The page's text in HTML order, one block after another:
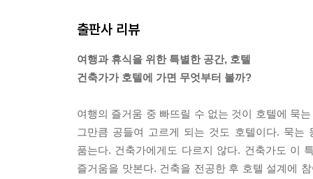
공간 정보
출판사 리뷰
여행과 휴식을 위한 특별한 공간, 호텔
건축가가 호텔에 가면 무엇부터 볼까?
여행의 즐거움 중 빠뜨릴 수 없는 것이 호텔에 묵
그만큼 공들여 고르게 되는 것도 호텔이다. 묵
품는다. 건축가에게도 다르지 않다. 건축가도 이
즐거움을 맛본다. 건축을 전공한 후 호텔 설계에